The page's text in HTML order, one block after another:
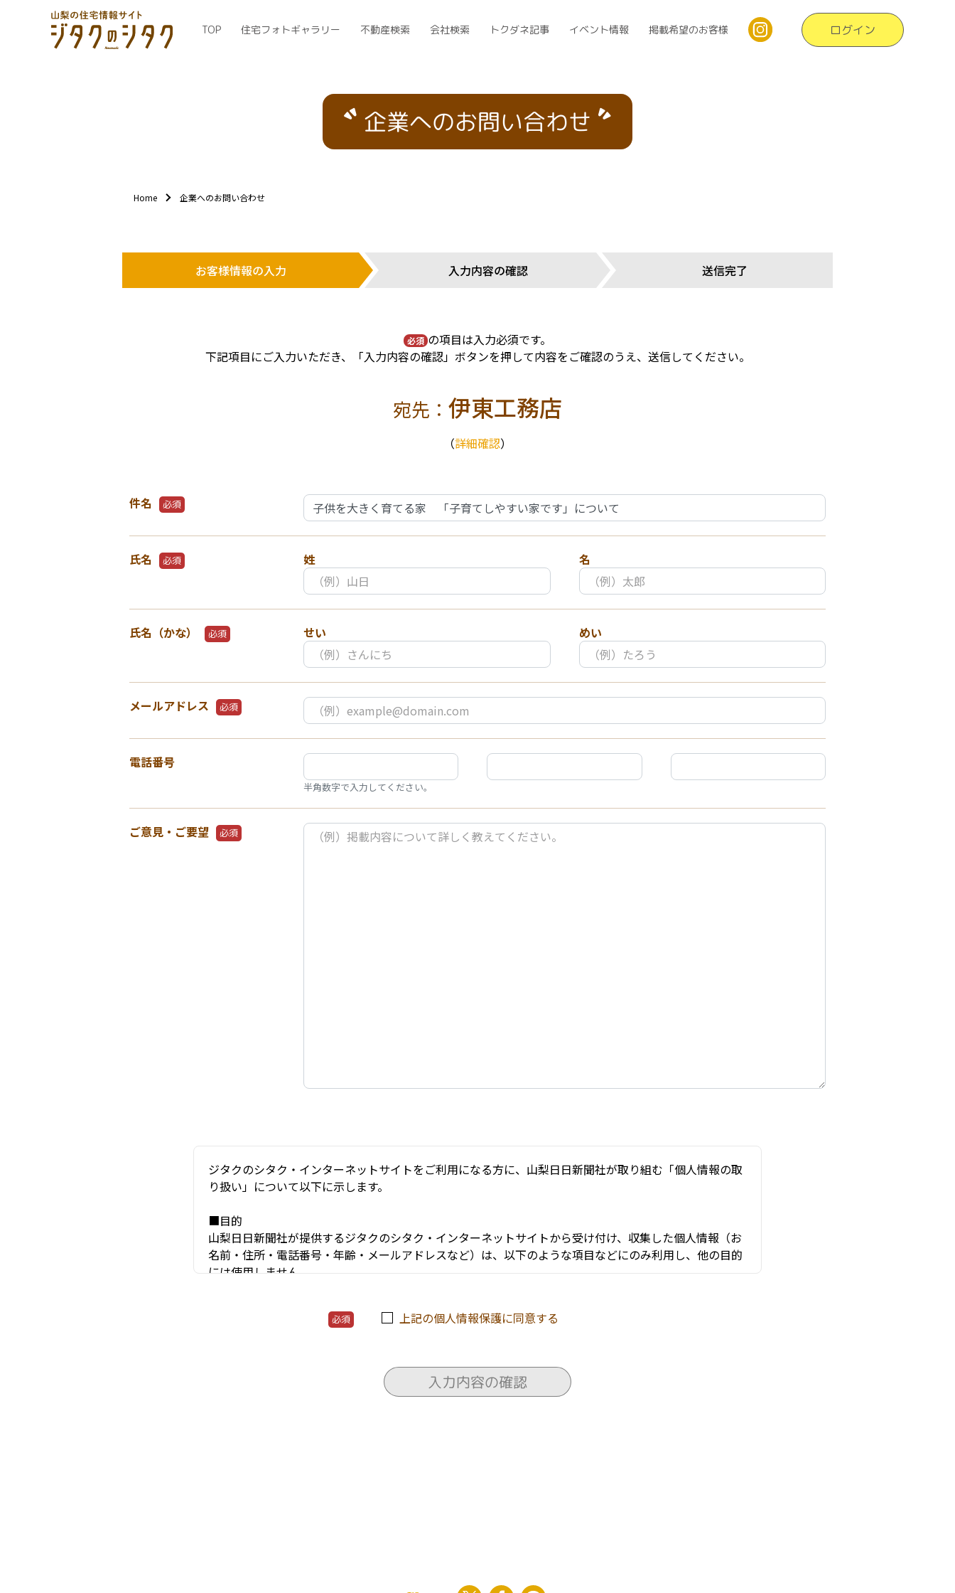
TOP 住宅フォトギャラリー 不動産検索 会社検索 トクダネ記事 イベント情報 掲載希望のお客様 ログイン
企業へのお問い合わせ
Home 企業へのお問い合わせ
お客様情報の入力 入力内容の確認 送信完了
必須 の項目は入力必須です。
下記項目にご入力いただき、「入力内容の確認」ボタンを押して内容をご確認のうえ、送信してください。
宛先： 伊東工務店
（詳細確認）
件名 必須
氏名 必須 姓 名
氏名（かな） 必須 せい めい
メールアドレス 必須
電話番号
半角数字で入力してください。
ご意見・ご要望 必須
ジタクのシタク・インターネットサイトをご利用になる方に、山梨日日新聞社が取り組む「個人情報の取
り扱い」について以下に示します。
■目的
山梨日日新聞社が提供するジタクのシタク・インターネットサイトから受け付け、収集した個人情報（お
名前・住所・電話番号・年齢・メールアドレスなど）は、以下のような項目などにのみ利用し、他の目的
には使用しません。
〇当サービスの安全な運営に必要な不正対策
〇当サービスにかかわる住宅会社や関連会社のセミナー情報の電子メールによる提供
〇ユーザーに対する各種サービスの提案・情報提供・広告配信
必須 上記の個人情報保護に同意する
入力内容の確認